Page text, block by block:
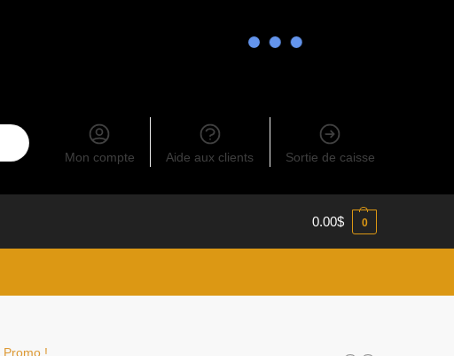
Mon compte Aide aux clients Sortie de caisse
0.00$ 0
Promo !